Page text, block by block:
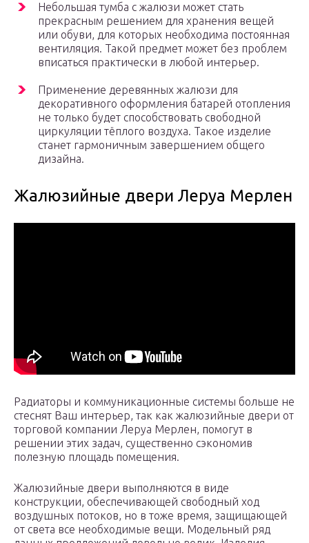
Небольшая тумба с жалюзи может стать
прекрасным решением для хранения вещей
или обуви, для которых необходима постоянная
вентиляция. Такой предмет может без проблем
вписаться практически в любой интерьер.
Применение деревянных жалюзи для
декоративного оформления батарей отопления
не только будет способствовать свободной
циркуляции тёплого воздуха. Такое изделие
станет гармоничным завершением общего
дизайна.
Жалюзийные двери Леруа Мерлен
Радиаторы и коммуникационные системы больше не
стеснят Ваш интерьер, так как жалюзийные двери от
торговой компании Леруа Мерлен, помогут в
решении этих задач, существенно сэкономив
полезную площадь помещения.
Жалюзийные двери выполняются в виде
конструкции, обеспечивающей свободный ход
воздушных потоков, но в тоже время, защищающей
от света все необходимые вещи. Модельный ряд